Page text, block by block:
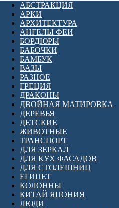
АБСТРАКЦИЯ
АРКИ
АРХИТЕКТУРА
АНГЕЛЫ ФЕИ
БОРДЮРЫ
БАБОЧКИ
БАМБУК
ВАЗЫ
РАЗНОЕ
ГРЕЦИЯ
ДРАКОНЫ
ДВОЙНАЯ МАТИРОВКА
ДЕРЕВЬЯ
ДЕТСКИЕ
ЖИВОТНЫЕ
ТРАНСПОРТ
ДЛЯ ЗЕРКАЛ
ДЛЯ КУХ ФАСАДОВ
ДЛЯ СТОЛЕШНИЦ
ЕГИПЕТ
КОЛОННЫ
КИТАЙ ЯПОНИЯ
ЛЮДИ